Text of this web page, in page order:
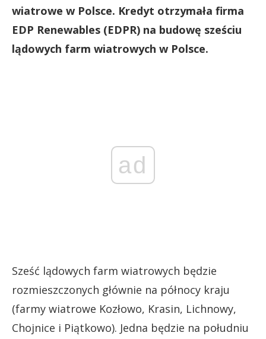
wiatrowe w Polsce. Kredyt otrzymała firma
EDP Renewables (EDPR) na budowę sześciu
lądowych farm wiatrowych w Polsce.
ad
Sześć lądowych farm wiatrowych będzie
rozmieszczonych głównie na północy kraju
(farmy wiatrowe Kozłowo, Krasin, Lichnowy,
Chojnice i Piątkowo). Jedna będzie na południu